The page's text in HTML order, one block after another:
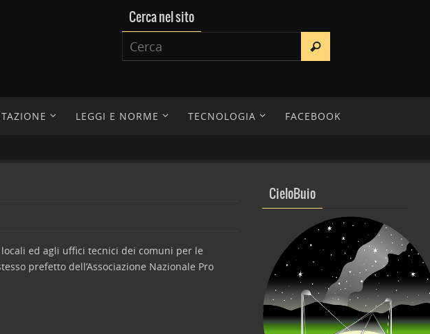
Cerca nel sito
LEGGI E NORME TECNOLOGIA FACEBOOK
ed agli uffici tecnici dei comuni per le
prefetto dell’Associazione Nazionale Pro
CieloBuio